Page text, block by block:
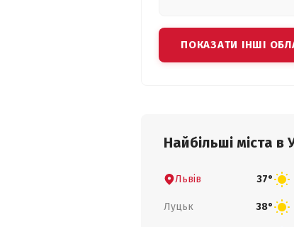
ПОКАЗАТИ ІНШІ
Найбільші міста в
Львів 37°
Луцьк 38°